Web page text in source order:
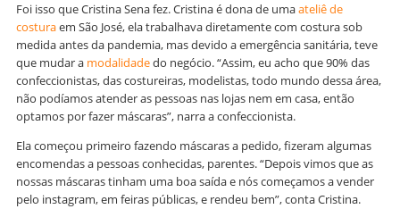
Foi isso que Cristina Sena fez. Cristina é dona de umaateliê de
costuraem São José, ela trabalhava diretamente com costura sob
medida antes da pandemia, mas devido a emergência sanitária, teve
que mudar a modalidadedo negócio. “Assim, eu acho que 90% das
confeccionistas, das costureiras, modelistas, todo mundo dessa área,
não podíamos atender as pessoas nas lojas nem em casa, então
optamos por fazer máscaras”, narra a confeccionista.
Ela começou primeiro fazendo máscaras a pedido, fizeram algumas
encomendas a pessoas conhecidas, parentes. “Depois vimos que as
nossas máscaras tinham uma boa saída e nós começamos a vender
pelo instagram, em feiras públicas, e rendeu bem”, conta Cristina.